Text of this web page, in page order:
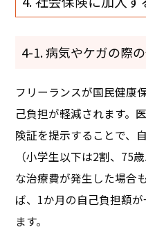
4-1. 病気やケガの際
フリーランスが国民健康
己負担が軽減されます。
険証を提示することで、
（小学生以下は2割、75
な治療費が発生した場合
ば、1か月の自己負担額
ます。